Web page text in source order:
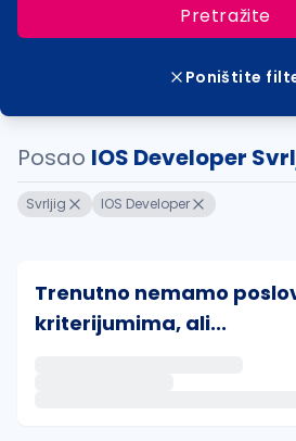
Pretražite
Poništite
Posao IOS Developer
Svrljig IOS Developer
Trenutno nemamo
kriterijumima, ali...